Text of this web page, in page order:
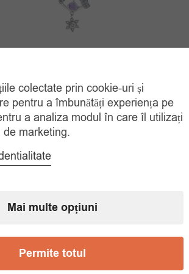
125.00lei
Prețul
inițial
75.00leiPrețul
curent
ADAUGĂ ÎN
COȘ
55.00
colectate prin cookie-uri și
pentru a îmbunătăți experiența pe
a analiza modul în care îl utilizați
marketing.
Mai multe opțiuni
Permite totul